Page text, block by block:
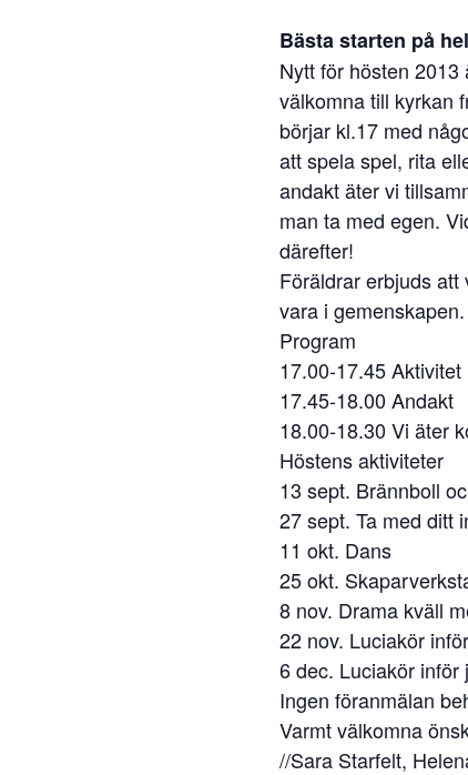
Bästa starten på
Nytt för hösten
välkomna till kyrkan
börjar kl.17 med
att spela spel, rita
andakt äter vi
man ta med egen.
därefter!
Föräldrar erbjuds
vara i
Program
17.00-17.45 Aktivitet
17.45-18.00 Andakt
18.00-18.30 Vi äter
Höstens aktiviteter
13 sept. Brännboll
27 sept. Ta med ditt
11 okt. Dans
25 okt.
8 nov. Drama kväll
22 nov. Luciakör
6 dec. Luciakör
Ingen föranmälan
Varmt välkomna
//Sara Starfelt,